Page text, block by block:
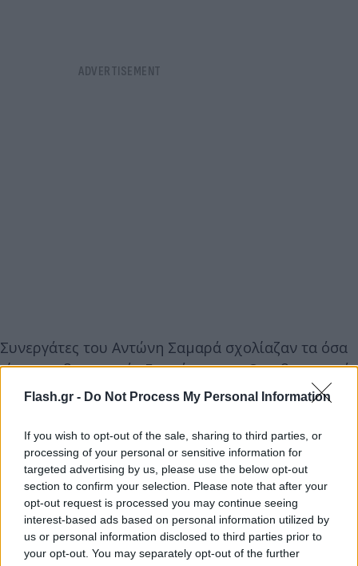
Flash.gr - Do Not Process My Personal Information
If you wish to opt-out of the sale, sharing to third parties, or
processing of your personal or sensitive information for
targeted advertising by us, please use the below opt-out
section to confirm your selection. Please note that after your
opt-out request is processed you may continue seeing
interest-based ads based on personal information utilized by
us or personal information disclosed to third parties prior to
your opt-out. You may separately opt-out of the further
Συνεργάτες του Αντώνη Σαμαρά σχολίαζαν τα όσα
είπε ο κυβερνητικός Εκπρόσωπος: «Ο κυβερνητικός
εκπρόσωπος κ.Π.Μαρινάκης, σχολιάζοντας τη
Ελλάδος Αντώνη Σαμαρά στον Αρειο Πάγο, δήλωσε
μεταξύ άλλων, επί λέξει, το εξής; «το 2023 αν
θυμάμαι καλά, ο κύριος Σαμαράς ήταν και
υποψήφιος με τη Νέα Δημοκρατία". Αν θυμόμαστε
καλά, η ΝΔ το 2023 είχε πρόεδρο τον Κυριάκο
Μητσοτάκη. Έχει κάποια σχέση η Νέα Δημοκρατία